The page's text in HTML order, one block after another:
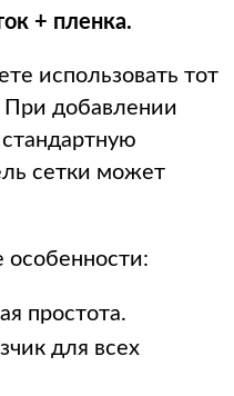
+ пленка.
использовать тот
добавлении
сетки может
простота.
для всех